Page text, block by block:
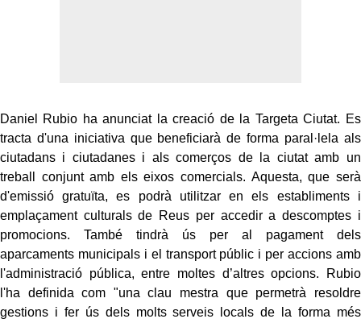
Daniel Rubio ha anunciat la creació de la Targeta Ciutat. Es
tracta d'una iniciativa que beneficiarà de forma paral·lela als
ciutadans i ciutadanes i als comerços de la ciutat amb un
treball conjunt amb els eixos comercials. Aquesta, que serà
d'emissió gratuïta, es podrà utilitzar en els establiments i
emplaçament culturals de Reus per accedir a descomptes i
promocions. També tindrà ús per al pagament dels
aparcaments municipals i el transport públic i per accions amb
l'administració pública, entre moltes d’altres opcions. Rubio
l'ha definida com "una clau mestra que permetrà resoldre
gestions i fer ús dels molts serveis locals de la forma més